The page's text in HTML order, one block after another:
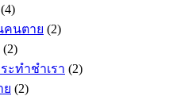
(4)
นตาย (2)
(2)
ทำชำเรา (2)
ย (2)